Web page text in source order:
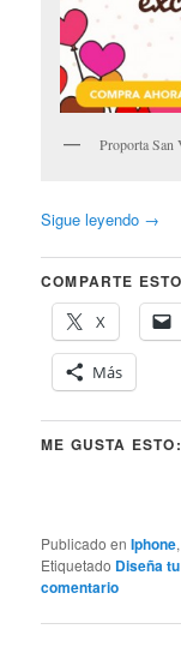
Proporta San
Sigue leyendo →
COMPARTE
X
Más
ME GUSTA ESTO:
Publicado en Iphone
Etiquetado Diseña
comentario